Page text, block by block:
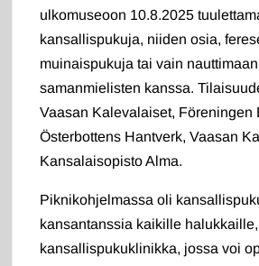
ulkomuseoon 10.8.2025
kansallispukuja, niiden osia,
muinaispukuja tai vain
samanmielisten kanssa.
Vaasan Kalevalaiset, Föreningen
Österbottens Hantverk, Vaasan
Kansalaisopisto Alma.
Piknikohjelmassa oli
kansantanssia kaikille halukkaille,
kansallispukuklinikka, jossa voi